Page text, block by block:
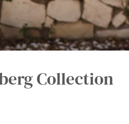
Collection